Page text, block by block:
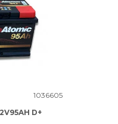
1036605
D+